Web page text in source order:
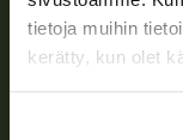
tietoja muihin
kerätty, kun olet
Suomen